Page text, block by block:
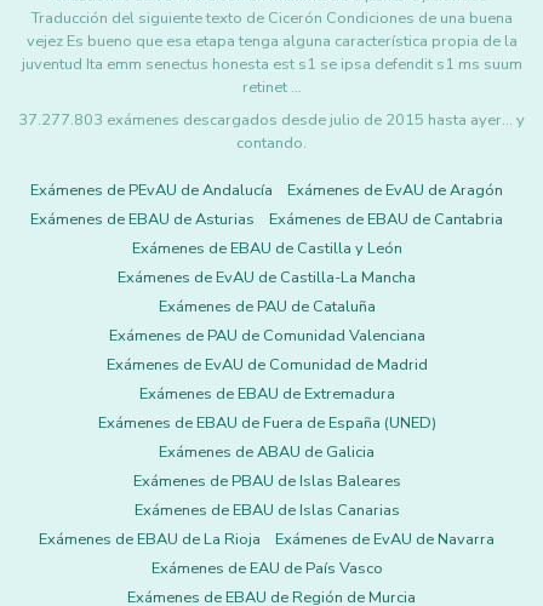
Traducción del siguiente texto de Cicerón Condiciones de una buena
vejez Es bueno que esa etapa tenga alguna característica propia de la
juventud Ita emm senectus honesta est s1 se ipsa defendit s1 ms suum
retinet …
37.277.803 exámenes descargados desde julio de 2015 hasta ayer... y
contando.
Exámenes de PEvAU de Andalucía
Exámenes de EvAU de Aragón
Exámenes de EBAU de Asturias
Exámenes de EBAU de Cantabria
Exámenes de EBAU de Castilla y León
Exámenes de EvAU de Castilla-La Mancha
Exámenes de PAU de Cataluña
Exámenes de PAU de Comunidad Valenciana
Exámenes de EvAU de Comunidad de Madrid
Exámenes de EBAU de Extremadura
Exámenes de EBAU de Fuera de España (UNED)
Exámenes de ABAU de Galicia
Exámenes de PBAU de Islas Baleares
Exámenes de EBAU de Islas Canarias
Exámenes de EBAU de La Rioja
Exámenes de EvAU de Navarra
Exámenes de EAU de País Vasco
Exámenes de EBAU de Región de Murcia